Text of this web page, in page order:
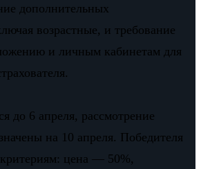
дополнительных
возрастные, и требование
и личным кабинетам для
до 6 апреля, рассмотрение
на 10 апреля. Победителя
цена — 50%,